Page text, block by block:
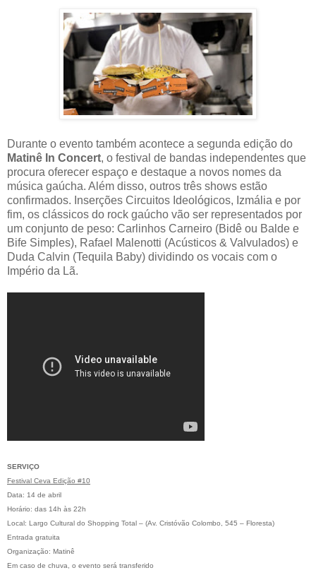
Durante o evento também acontece a segunda edição do
Matinê In Concert, o festival de bandas independentes que
procura oferecer espaço e destaque a novos nomes da
música gaúcha. Além disso, outros três shows estão
confirmados. Inserções Circuitos Ideológicos, Izmália e por
fim, os clássicos do rock gaúcho vão ser representados por
um conjunto de peso: Carlinhos Carneiro (Bidê ou Balde e
Bife Simples), Rafael Malenotti (Acústicos & Valvulados) e
Duda Calvin (Tequila Baby) dividindo os vocais com o
Império da Lã.
SERVIÇO
Festival Ceva Edição #10
Data: 14 de abril
Horário: das 14h às 22h
Local: Largo Cultural do Shopping Total – (Av. Cristóvão Colombo, 545 – Floresta)
Entrada gratuita
Organização: Matinê
Em caso de chuva, o evento será transferido